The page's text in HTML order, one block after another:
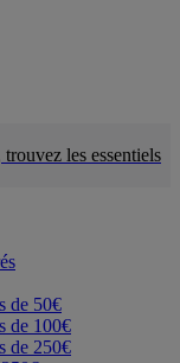
les essentiels
de 50€
de 100€
de 250€